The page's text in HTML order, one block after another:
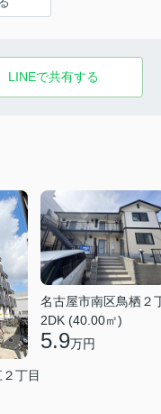
LINEで共有する
丁目
名古屋市南区鳥栖２
2DK (40.00㎡)
5.9万円